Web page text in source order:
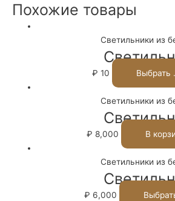
Похожие товары
Светильники из
₽ 10 Выбрать
Светильники из
₽ 8,000 В
Светильники из
₽ 6,000